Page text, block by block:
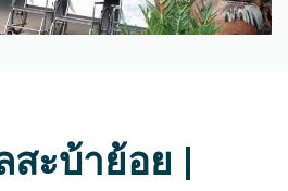
ะบ้าย้อย |